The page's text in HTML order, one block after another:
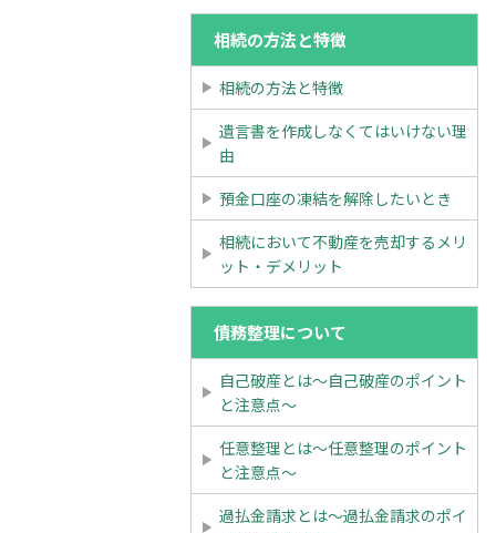
相続の方法と特徴
相続の方法と特徴
遺言書を作成しなくてはいけない理
由
預金口座の凍結を解除したいとき
相続において不動産を売却するメリ
ット・デメリット
債務整理について
自己破産とは～自己破産のポイント
と注意点～
任意整理とは～任意整理のポイント
と注意点～
過払金請求とは～過払金請求のポイ